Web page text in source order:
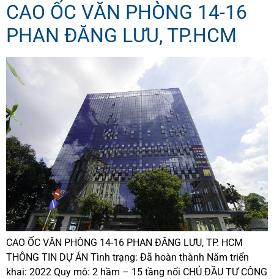
CAO ỐC VĂN PHÒNG 14-16
PHAN ĐĂNG LƯU, TP.HCM
CAO ỐC VĂN PHÒNG 14-16 PHAN ĐĂNG LƯU, TP. HCM
THÔNG TIN DỰ ÁN Tình trạng: Đã hoàn thành Năm triển
khai: 2022 Quy mô: 2 hầm – 15 tầng nổi CHỦ ĐẦU TƯ CÔNG